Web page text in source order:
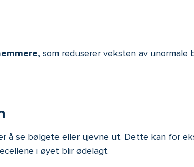
, som reduserer veksten av
å se bølgete eller ujevne ut. Dette kan for
i øyet blir ødelagt.